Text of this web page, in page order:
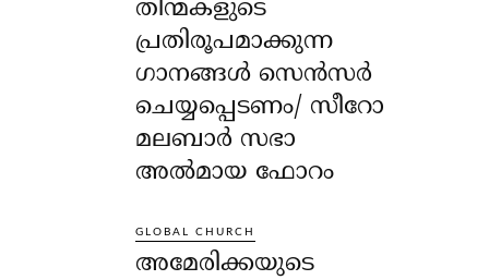
തിന്മകളുടെ
പ്രതിരൂപമാക്കുന്ന
ഗാനങ്ങൾ സെൻസർ
ചെയ്യപ്പെടണം/ സീറോ
മലബാർ സഭാ
അൽമായ ഫോറം
GLOBAL CHURCH
അമേരിക്കയുടെ